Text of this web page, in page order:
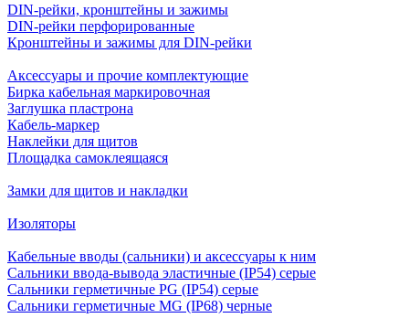
DIN-рейки, кронштейны и зажимы
DIN-рейки перфорированные
Кронштейны и зажимы для DIN-рейки
Аксессуары и прочие комплектующие
Бирка кабельная маркировочная
Заглушка пластрона
Кабель-маркер
Наклейки для щитов
Площадка самоклеящаяся
Замки для щитов и накладки
Изоляторы
Кабельные вводы (сальники) и аксессуары к ним
Сальники ввода-вывода эластичные (IP54) серые
Сальники герметичные PG (IP54) серые
Сальники герметичные MG (IP68) черные